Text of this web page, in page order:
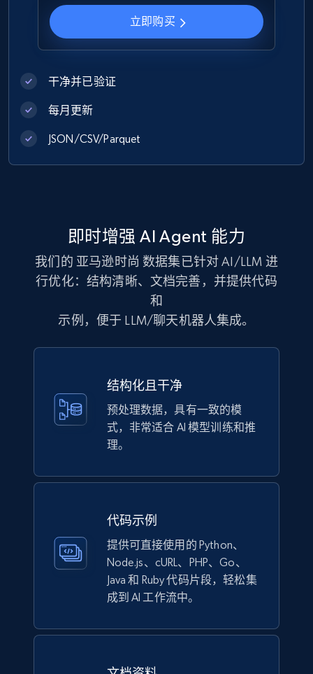
立即购买
干净并已验证
每月更新
JSON/CSV/Parquet
即时增强 AI Agent 能力
我们的 亚马逊时尚 数据集已针对 AI/LLM 进
行优化：结构清晰、文档完善，并提供代码
和
示例，便于 LLM/聊天机器人集成。
结构化且干净
预处理数据，具有一致的模
式，非常适合 AI 模型训练和推
理。
代码示例
提供可直接使用的 Python、
Node.js、cURL、PHP、Go、
Java 和 Ruby 代码片段，轻松集
成到 AI 工作流中。